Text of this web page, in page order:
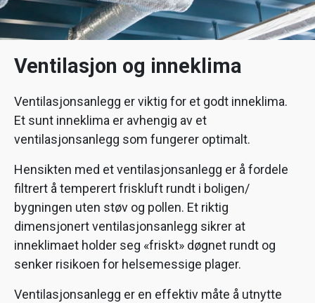
Ventilasjon og inneklima
Ventilasjonsanlegg er viktig for et godt inneklima.
Et sunt inneklima er avhengig av et
ventilasjonsanlegg som fungerer optimalt.
Hensikten med et ventilasjonsanlegg er å fordele
filtrert å temperert friskluft rundt i boligen/
bygningen uten støv og pollen. Et riktig
dimensjonert ventilasjonsanlegg sikrer at
inneklimaet holder seg «friskt» døgnet rundt og
senker risikoen for helsemessige plager.
Ventilasjonsanlegg er en effektiv måte å utnytte